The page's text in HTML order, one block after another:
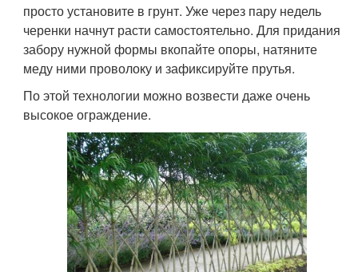
просто установите в грунт. Уже через пару недель
черенки начнут расти самостоятельно. Для придания
забору нужной формы вкопайте опоры, натяните
меду ними проволоку и зафиксируйте прутья.
По этой технологии можно возвести даже очень
высокое ограждение.